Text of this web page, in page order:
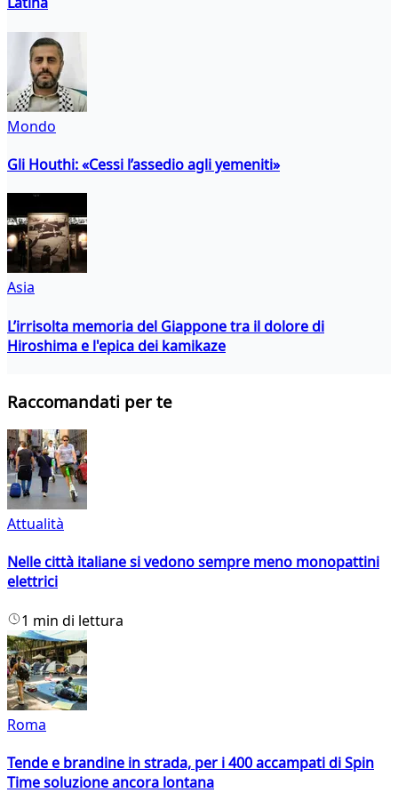
Mondo
Gli Houthi: «Cessi l’assedio agli yemeniti»
Asia
L’irrisolta memoria del Giappone tra il dolore di
Hiroshima e l'epica dei kamikaze
Raccomandati per te
Attualità
Nelle città italiane si vedono sempre meno monopattini
elettrici
1 min di lettura
Roma
Tende e brandine in strada, per i 400 accampati di Spin
Time soluzione ancora lontana